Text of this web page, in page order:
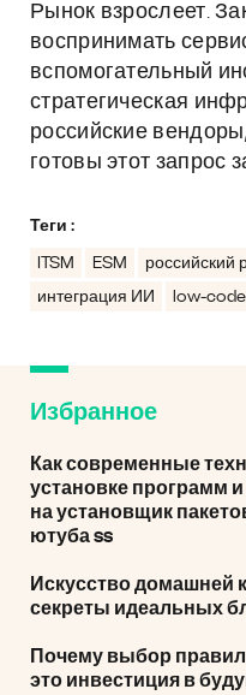
Рынок взрослеет.
воспринимать
вспомогательный
стратегическая
российские
готовы этот запрос
Теги :
ITSM ESM российский
интеграция ИИ
low-code
Избранное
Как современные
установке программ и
на установщик
ютуба ss
Искусство домашней
секреты идеальных
Почему выбор
это инвестиция в